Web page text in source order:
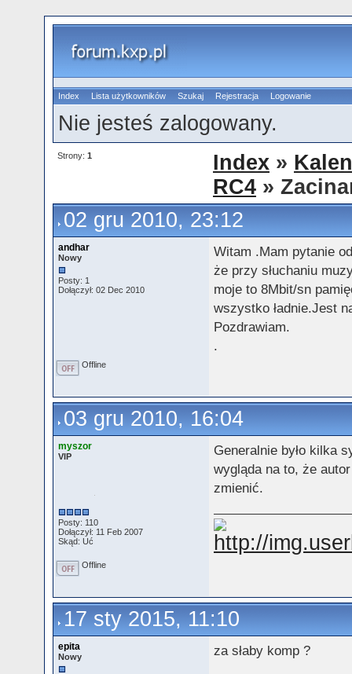
Index Lista użytkowników Szukaj Rejestracja Logowanie
Nie jesteś zalogowany.
Strony: 1 Index »
RC4 »
02 gru 2010, 23:12
andhar
Nowy
Posty: 1
Dołączył: 02 Dec 2010
Witam .Mam pytanie
że przy słuchaniu
moje to 8Mbit/sn
wszystko ładnie.Jest
Pozdrawiam.
.
Offline
03 gru 2010, 16:04
myszor
VIP
Posty: 110
Dołączył: 11 Feb 2007
Skąd: Uć
Generalnie było kilka
wygląda na to, że
zmienić.
Offline
17 sty 2015, 11:10
epita
Nowy za słaby komp ?